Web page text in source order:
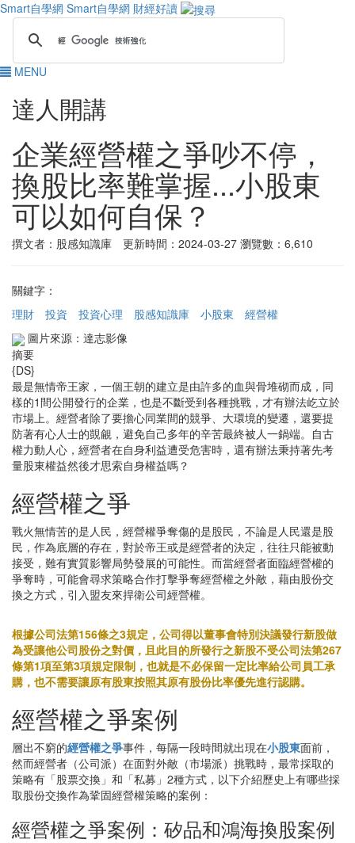
Smart自學網 Smart自學網 財經好讀
MENU
達人開講
企業經營權之爭吵不停，
換股比率難掌握...小股東
可以如何自保？
撰文者：股感知識庫 更新時間：2024-03-27 瀏覽數：6,610
關鍵字：
理財
投資 投資心理 股感知識庫 小股東
經營權
圖片來源：達志影像
摘要
{DS}
最是無情帝王家，一個王朝的建立是由許多的血與骨堆砌而成，同
樣的1間公開發行的企業，也是不斷受到各種挑戰，才有辦法屹立於
市場上。經營者除了要擔心同業間的競爭、大環境的變遷，還要提
防著有心人士的覬覦，避免自己多年的辛苦最終被人一鍋端。自古
權力動人心，經營者在自身利益遭受危害時，還有辦法秉持著先考
量股東權益然後才思索自身權益嗎？
經營權之爭
戰火無情苦的是人民，經營權爭奪傷的是股民，不論是人民還是股
民，作為底層的存在，對於帝王或是經營者的決定，往往只能被動
接受，難有實質影響局勢發展的可能性。而當經營者面臨經營權的
爭奪時，可能會尋求策略合作打擊爭奪經營權之外敵，藉由股份交
換之方式，引入盟友來捍衛公司經營權。
根據公司法第156條之3規定，公司得以董事會特別決議發行新股做
為受讓他公司股份之對價，且此目的所發行之新股不受公司法第267
條第1項至第3項規定限制，也就是不必保留一定比率給公司員工承
購，也不需要讓原有股東按照其原有股份比率優先進行認購。
經營權之爭案例
層出不窮的經營權之爭事件，每隔一段時間就出現在小股東面前，
然而經營者（公司派）在面對外敵（市場派）挑戰時，最常採取的
策略有「股票交換」和「私募」2種方式，以下介紹歷史上有哪些採
取股份交換作為鞏固經營權策略的案例：
經營權之爭案例：矽品和鴻海換股案例